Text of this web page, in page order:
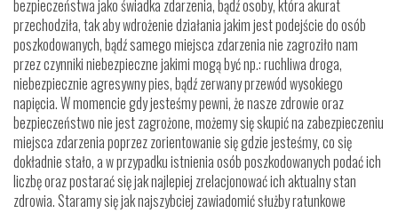
bezpieczeństwa jako świadka zdarzenia, bądź osoby, która akurat
przechodziła, tak aby wdrożenie działania jakim jest podejście do osób
poszkodowanych, bądź samego miejsca zdarzenia nie zagroziło nam
przez czynniki niebezpieczne jakimi mogą być np.: ruchliwa droga,
niebezpiecznie agresywny pies, bądź zerwany przewód wysokiego
napięcia. W momencie gdy jesteśmy pewni, że nasze zdrowie oraz
bezpieczeństwo nie jest zagrożone, możemy się skupić na zabezpieczeniu
miejsca zdarzenia poprzez zorientowanie się gdzie jesteśmy, co się
dokładnie stało, a w przypadku istnienia osób poszkodowanych podać ich
liczbę oraz postarać się jak najlepiej zrelacjonować ich aktualny stan
zdrowia. Staramy się jak najszybciej zawiadomić służby ratunkowe